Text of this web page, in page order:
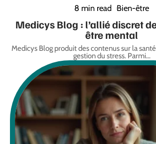
8 min read Bien-être
Medicys Blog : l’allié discret
être mental
Medicys Blog produit des contenus sur la
gestion du stress. Parmi…